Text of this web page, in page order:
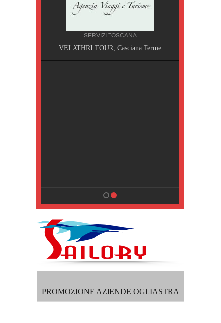
SERVIZI TOSCANA
VELATHRI TOUR, Casciana Terme
PROMOZIONE AZIENDE OGLIASTRA